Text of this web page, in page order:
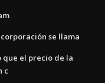
se llama
que el precio de la
c